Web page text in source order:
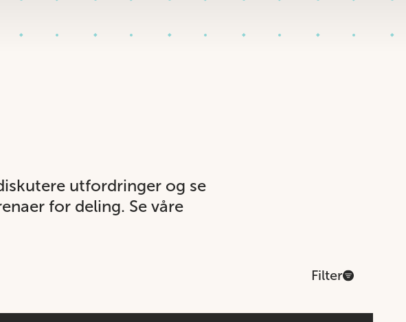
utfordringer og se
for deling. Se våre
Filter